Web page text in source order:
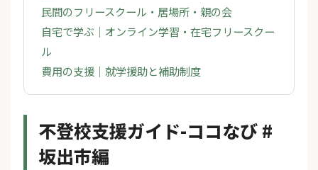
民間のフリースクール・居場所・親の会
自宅で学ぶ｜オンライン学習・在宅フリースクー
ル
費用の支援｜就学援助と補助制度
不登校支援ガイド-ココなび #
坂出市編